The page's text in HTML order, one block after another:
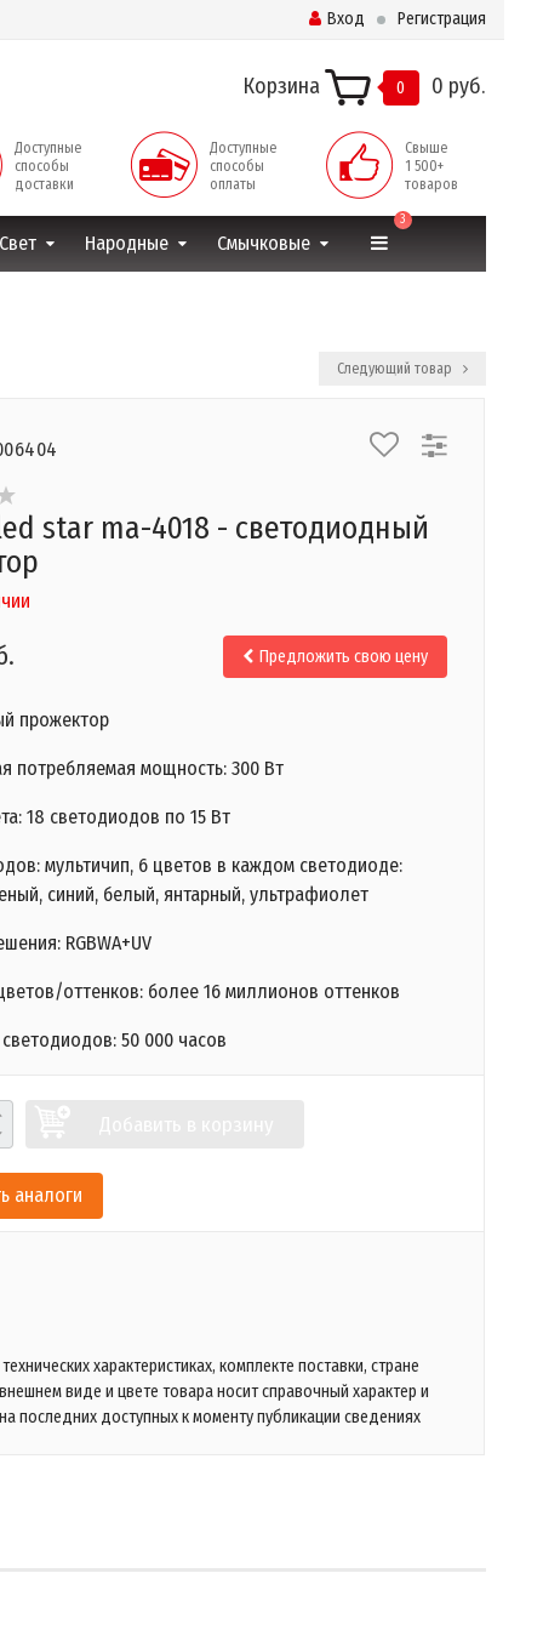
Вход Регистрация
Корзина 0 0 руб.
Доступные
способы
доставки
Доступные
способы
оплаты
Свыше
1 500+
товаров
Свет Народные Смычковые
3
Следующий товар
star ma-4018 - светодиодный
Предложить свою цену
прожектор
потребляемая мощность: 300 Вт
18 светодиодов по 15 Вт
мультичип, 6 цветов в каждом светодиоде:
синий, белый, янтарный, ультрафиолет
RGBWA+UV
оттенков: более 16 миллионов оттенков
50 000 часов
аналоги
характеристиках, комплекте поставки, стране
виде и цвете товара носит справочный характер и
последних доступных к моменту публикации сведениях